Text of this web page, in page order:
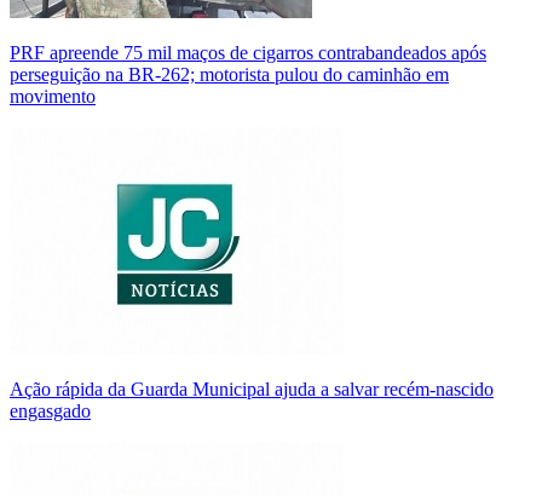
PRF apreende 75 mil maços de cigarros contrabandeados após
perseguição na BR-262; motorista pulou do caminhão em
movimento
Ação rápida da Guarda Municipal ajuda a salvar recém-nascido
engasgado